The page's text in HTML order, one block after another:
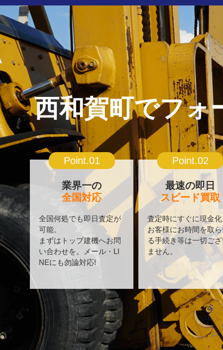
西和賀町でフォ
Point.01
業界一の
全国対応
全国何処でも即日査定が
可能。
まずはトップ建機へお問
い合わせを。メール・LI
NEにも勿論対応!
Point.02
最速の即日
スピード買取
査定時にすぐに現金
お客様にお時間を取
る手続き等は一切ご
ません。